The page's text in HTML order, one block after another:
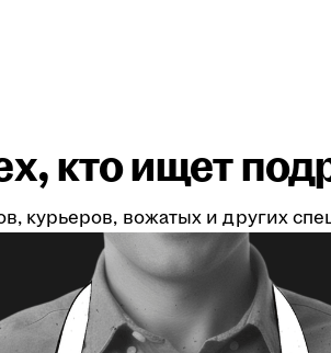
кто ищет
курьеров, вожатых и других